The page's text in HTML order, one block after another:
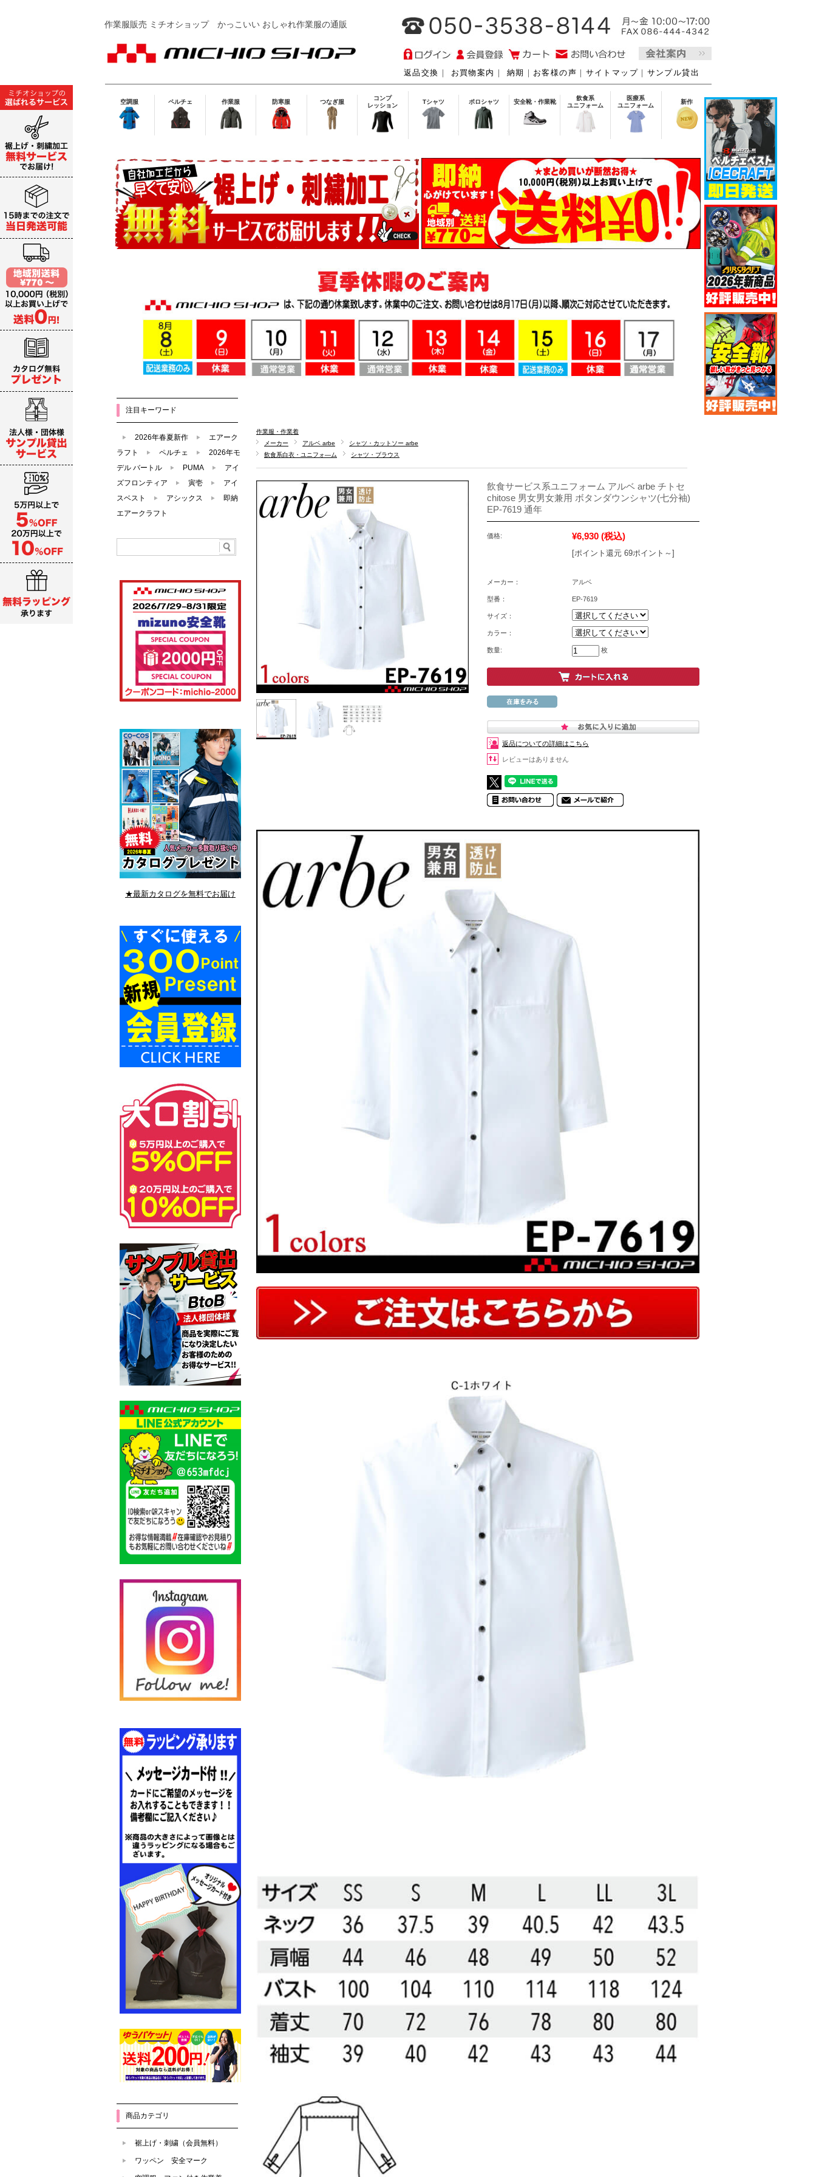
作業服販売 ミチオショップかっこいい おしゃれ作業服の通販
返品交換 ｜ お買物案内 ｜ 納期 ｜ お客様の声 ｜ サイトマップ ｜ サンプル貸出
空調服 ペルチェ 作業服 防寒服 つなぎ服
コンプ
レッション
Tシャツ ポロシャツ 安全靴・作業靴
飲食系
ユニフォーム
医療系
ユニフォーム
新作
作業服・作業着
メーカー
アルベ arbe
シャツ・カットソー arbe
飲食系白衣・ユニフォ―ム
シャツ・ブラウス
飲食サービス系ユニフォーム アルベ arbe チトセ
chitose 男女男女兼用 ボタンダウンシャツ(七分袖)
EP-7619 通年
価格: ¥6,930 (税込)
[ポイント還元 69ポイント～]
メーカー： アルベ
型番： EP-7619
サイズ：
カラー：
数量: 枚
返品についての詳細はこちら
レビューはありません
注目キーワード
2026年春夏新作
エアーク
ラフト
ペルチェ
2026年モ
デル バートル
PUMA
アイ
ズフロンティア
寅壱
アイ
スベスト
アシックス
即納
エアークラフト
★最新カタログを無料でお届け
商品カテゴリ
裾上げ・刺繍（会員無料）
ワッペン 安全マーク